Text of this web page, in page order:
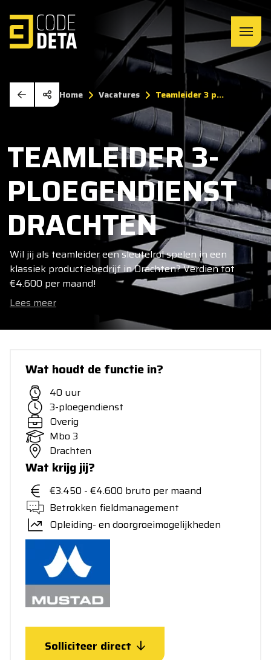
Home Vacatures Teamleider 3 p...
TEAMLEIDER 3-
PLOEGENDIENST
DRACHTEN
Wil jij als teamleider een sleutelrol spelen in een
klassiek productiebedrijf in Drachten? Verdien tot
€4.600 per maand!
Lees meer
Wat houdt de functie in?
40 uur
3-ploegendienst
Overig
Mbo 3
Drachten
Wat krijg jij?
€3.450 - €4.600 bruto per maand
Betrokken fieldmanagement
Opleiding- en doorgroeimogelijkheden
Solliciteer direct